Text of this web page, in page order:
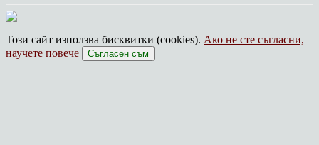
Този сайт използва бисквитки (cookies). Ако не сте съгласни,
научете повече